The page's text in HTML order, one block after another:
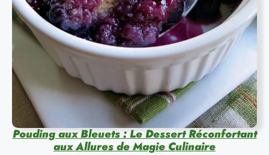
Pouding aux Bleuets : Le Dessert Réconfortant
aux Allures de Magie Culinaire